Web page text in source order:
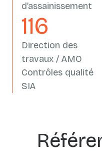
d’assainissement
133
Direction des
travaux / AMO
Contrôles qualité
SIA